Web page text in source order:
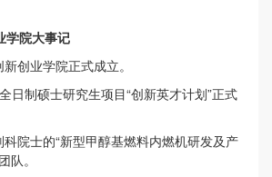
学院大事记
创业学院正式成立。
日制硕士研究生项目“创新英才计划”正式
院士的“新型甲醇基燃料内燃机研发及产
队。